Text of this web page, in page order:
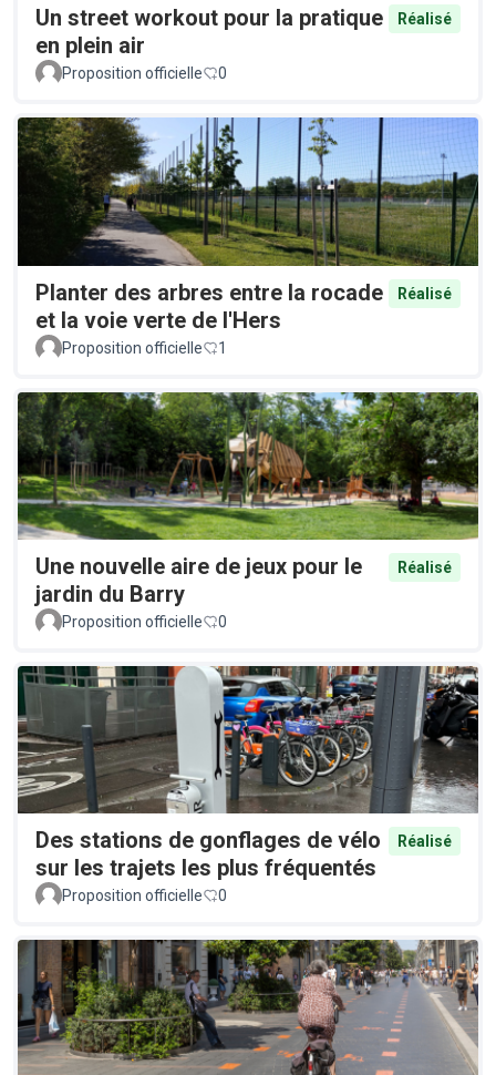
Un street workout pour la pratique
en plein air
Réalisé
Proposition officielle 0
Planter des arbres entre la rocade
et la voie verte de l'Hers
Réalisé
Proposition officielle 1
Une nouvelle aire de jeux pour le
jardin du Barry
Réalisé
Proposition officielle 0
Des stations de gonflages de vélo
sur les trajets les plus fréquentés
Réalisé
Proposition officielle 0